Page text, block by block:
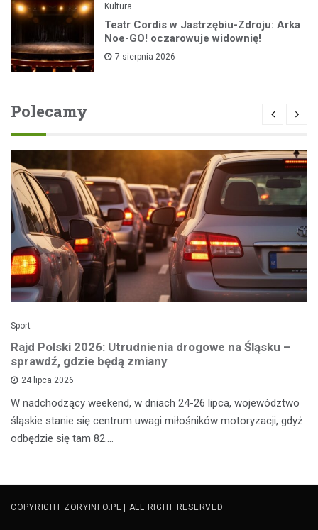
Kultura
Teatr Cordis w Jastrzębiu-Zdroju: Arka
Noe-GO! oczarowuje widownię!
7 sierpnia 2026
Polecamy
Sport
Rajd Polski 2026: Utrudnienia drogowe na Śląsku –
sprawdź, gdzie będą zmiany
24 lipca 2026
W nadchodzący weekend, w dniach 24-26 lipca, województwo
śląskie stanie się centrum uwagi miłośników motoryzacji, gdyż
odbędzie się tam 82.…
COPYRIGHT ZORYINFO.PL | ALL RIGHT RESERVED